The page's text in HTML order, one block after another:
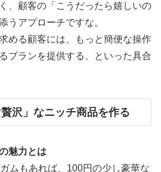
、顧客の「こうだったら嬉しいの
うアプローチですな。
める顧客には、もっと簡便な操作
プランを提供する、といった具合
沢」なニッチ商品を作る
魅力とは
ムもあれば、100円の少し豪華な